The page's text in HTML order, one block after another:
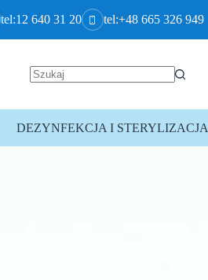
tel:12 640 31 20 tel:+48 665 326 949
DEZYNFEKCJA I STERYLIZACJA